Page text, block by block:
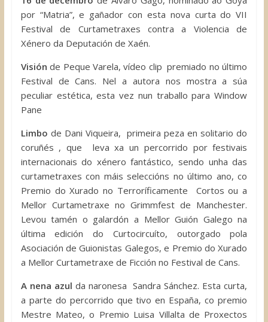
por “Matria”, e gañador con esta nova curta do VII
Festival de Curtametraxes contra a Violencia de
Xénero da Deputación de Xaén.
Visión de Peque Varela, vídeo clip premiado no último
Festival de Cans. Nel a autora nos mostra a súa
peculiar estética, esta vez nun traballo para Window
Pane
Limbo de Dani Viqueira, primeira peza en solitario do
coruñés , que leva xa un percorrido por festivais
internacionais do xénero fantástico, sendo unha das
curtametraxes con máis seleccións no último ano, co
Premio do Xurado no Terroríficamente Cortos ou a
Mellor Curtametraxe no Grimmfest de Manchester.
Levou tamén o galardón a Mellor Guión Galego na
última edición do Curtocircuíto, outorgado pola
Asociación de Guionistas Galegos, e Premio do Xurado
a Mellor Curtametraxe de Ficción no Festival de Cans.
A nena azul da naronesa Sandra Sánchez. Esta curta,
a parte do percorrido que tivo en España, co premio
Mestre Mateo, o Premio Luisa Villalta de Proxectos